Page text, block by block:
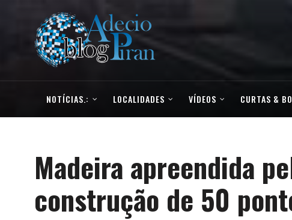
NOTÍCIAS.: LOCALIDADES VÍDEOS CURTAS &
Madeira apreendida
construção de 50